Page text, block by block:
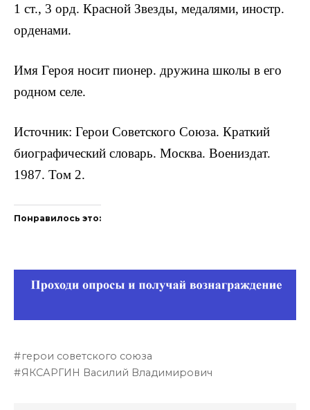
1 ст., 3 орд. Красной Звезды, медалями, иностр.
орденами.
Имя Героя носит пионер. дружина школы в его
родном селе.
Источник: Герои Советского Союза. Краткий
биографический словарь. Москва. Воениздат.
1987. Том 2.
Понравилось это:
герои советского союза
ЯКСАРГИН Василий Владимирович